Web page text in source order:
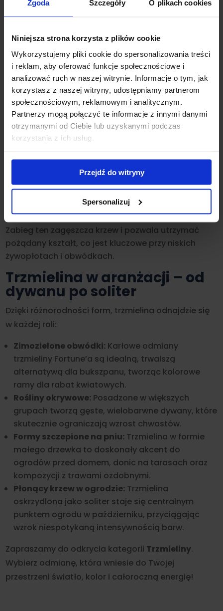
Zgoda Szczegóły O plikach cookies
Niniejsza strona korzysta z plików cookie
Wykorzystujemy pliki cookie do spersonalizowania treści
i reklam, aby oferować funkcje społecznościowe i
analizować ruch w naszej witrynie. Informacje o tym, jak
korzystasz z naszej witryny, udostępniamy partnerom
społecznościowym, reklamowym i analitycznym.
Partnerzy mogą połączyć te informacje z innymi danymi
otrzymanymi od Ciebie lub uzyskanymi podczas
korzystania z ich usług.
Przejdź do witryny
Spersonalizuj
Stanowisko:
Większość odmian najlepiej czuje się w
wymagają słońca, by w pełni zaprezentować swoje
barwy, jednak trzmieliny świetnie radzą sobie także
w cieniu, gdzie inne rośliny tracą wigor.
Gleba:Są mało wymagające – tolerują większość
typowych gleb ogrodowych, o ile są one
umiarkowanie wilgotne i przepuszczalne.
Mrozoodporność:Trzmieliny są w pełni
podczas ekstremalnych mrozów, roślina
błyskawicznie regeneruje się wiosną.
Cięcie:Bardzo dobrze reagują na przycinanie.
Zabieg ten zagęszcza krzew i pozwala utrzymać
pożądany kształt, co jest kluczowe przy niskich
żywopłotach i obwódkach.
Trzmielina w aranżacji – od
dywanu po soliter
Dzięki różnorodności form, trzmielina odnajdzie się
w każdej roli:
Zimozielone obwódki: Karłowe odmiany
trzmieliny Fortune’a są idealną, trwalszą
alternatywą dla bukszpanu, tworząc kolorowe
ramy dla rabat kwiatowych.
Rośliny okrywowe: Posadzone w większych
grupach tworzą gęste, wielobarwne dywany, które
skutecznie ograniczają wzrost chwastów.
Formy szczepione na pniu: Trzmielina w formie
małego drzewka to doskonały akcent do
ogrodów przed domem, donic na tarasach oraz
kompozycji z trawami ozdobnymi.
Płonący krzew w ogrodzie: Trzmielina
oskrzydlona jako soliter staje się centralnym
punktem ogrodu w październiku, przyciągając
wzrok niespotykaną intensywnością barw.
Zapraszamy do odkrycia kategorii Trzmieliny.
Wybierz odmianę, która wniesie do Twojej
przestrzeni światło, kolor i całoroczną energię!